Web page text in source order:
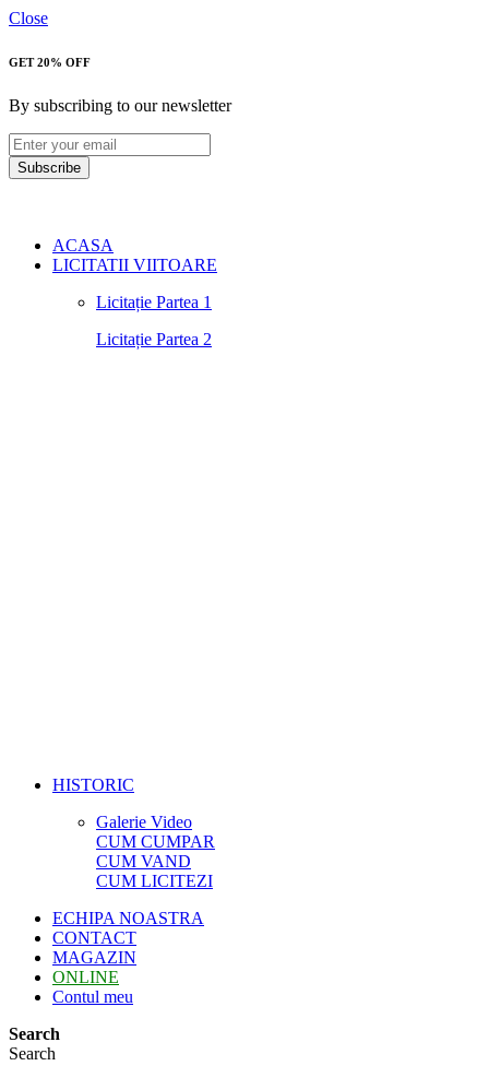
Close
GET 20% OFF
By subscribing to our newsletter
Subscribe
ACASA
LICITATII VIITOARE
Licitație Partea 1
Licitație Partea 2
HISTORIC
Galerie Video
CUM CUMPAR
CUM VAND
CUM LICITEZI
ECHIPA NOASTRA
CONTACT
MAGAZIN
ONLINE
Contul meu
Search
Search